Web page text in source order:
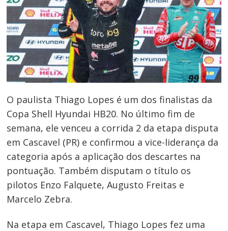
O paulista Thiago Lopes é um dos finalistas da
Copa Shell Hyundai HB20. No último fim de
semana, ele venceu a corrida 2 da etapa disputa
em Cascavel (PR) e confirmou a vice-liderança da
categoria após a aplicação dos descartes na
pontuação. Também disputam o título os
pilotos Enzo Falquete, Augusto Freitas e
Marcelo Zebra.
Na etapa em Cascavel, Thiago Lopes fez uma